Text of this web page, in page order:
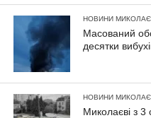
НОВИНИ
Масований
десятки
НОВИНИ
Миколаєві з 3